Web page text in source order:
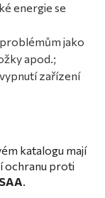
energie se
jako
apod.;
zařízení
katalogu mají
ochranu proti
.